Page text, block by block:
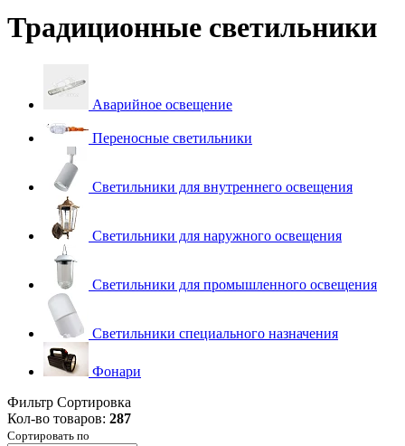
Традиционные светильники
Аварийное освещение
Переносные светильники
Светильники для внутреннего освещения
Светильники для наружного освещения
Светильники для промышленного освещения
Светильники специального назначения
Фонари
Фильтр Сортировка
Кол-во товаров: 287
Сортировать по